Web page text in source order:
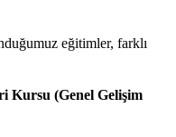
eğitimler, farklı
Kursu (Genel Gelişim